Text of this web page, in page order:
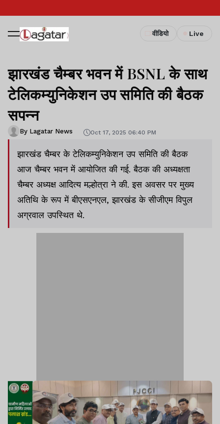
वीडियो Live
झारखंड चैम्बर भवन में BSNL के साथ
टेलिकम्युनिकेशन उप समिति की बैठक
सपन्न
By Lagatar News Oct 17, 2025 06:40 PM
झारखंड चैम्बर के टेलिकम्युनिकेशन उप समिति की बैठक
आज चैम्बर भवन में आयोजित की गई. बैठक की अध्यक्षता
चैम्बर अध्यक्ष आदित्य मल्होत्रा ने की. इस अवसर पर मुख्य
अतिथि के रूप में बीएसएनएल, झारखंड के सीजीएम विपुल
अग्रवाल उपस्थित थे.